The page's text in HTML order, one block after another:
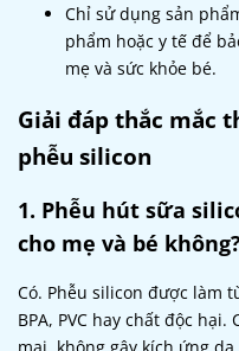
Chỉ sử dụng sản
phẩm hoặc y tế để
mẹ và sức khỏe bé.
Giải đáp thắc mắc
phễu silicon
1. Phễu hút sữa
cho mẹ và bé
Có. Phễu silicon được làm
BPA, PVC hay chất độc